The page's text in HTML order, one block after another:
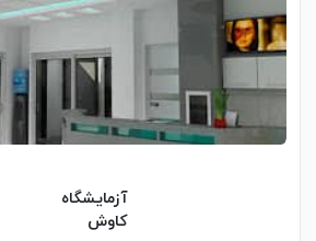
آزمایشگاه
کاوش